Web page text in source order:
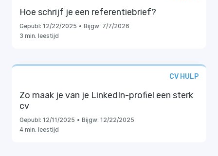
Hoe schrijf je een referentiebrief?
Gepubl: 12/22/2025 • Bijgw: 7/7/2026
3 min. leestijd
CV HULP
Zo maak je van je LinkedIn-profiel een sterk
cv
Gepubl: 12/11/2025 • Bijgw: 12/22/2025
4 min. leestijd